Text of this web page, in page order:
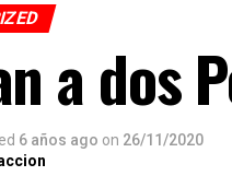
a dos
6 años ago on 26/11/2020